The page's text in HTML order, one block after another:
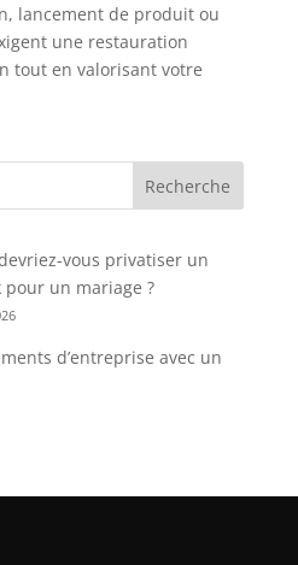
lancement de produit ou
une restauration
tout en valorisant votre
Recherche
vous privatiser un
un mariage ?
d’entreprise avec un